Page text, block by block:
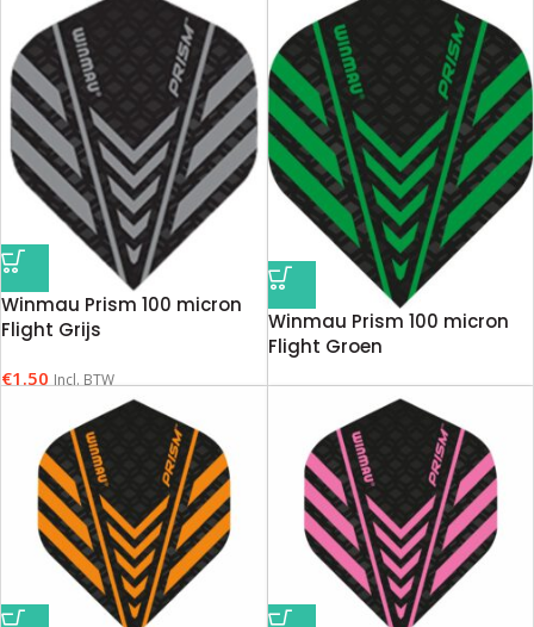
Winmau Prism 100 micron
Flight Grijs
€1.50 Incl. BTW
Winmau Prism 100 micron
Flight Groen
€1.50